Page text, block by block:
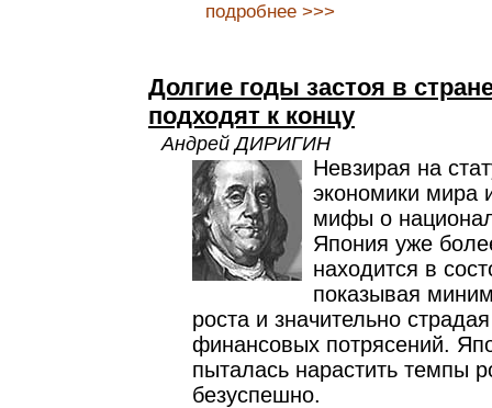
подробнее >>>
Долгие годы застоя в
подходят к концу
Андрей ДИРИГИН
Невзирая на
экономики мира
мифы о
Япония уже
находится в
показывая
роста и значительно
финансовых потрясений.
пыталась нарастить темпы
безуспешно.